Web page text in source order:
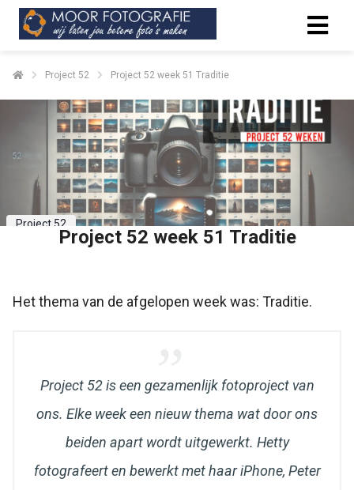
Project 52 Project 52 week 51 Traditie
Project 52
Project 52 week 51 Traditie
Het thema van de afgelopen week was: Traditie.
Project 52 is een gezamenlijk fotoproject van
ons. Elke week een nieuw thema wat door ons
beiden apart wordt uitgewerkt. Hetty
fotografeert en bewerkt met haar iPhone, Peter